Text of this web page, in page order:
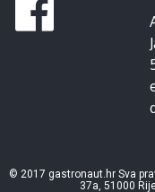
© 2017 gastronaut.hr Sva
37a, 51000